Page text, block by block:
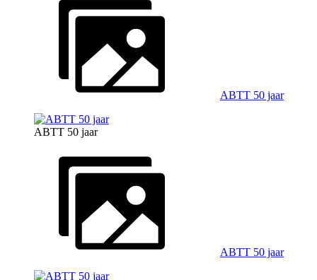
ABTT 50 jaar
ABTT 50 jaar
ABTT 50 jaar